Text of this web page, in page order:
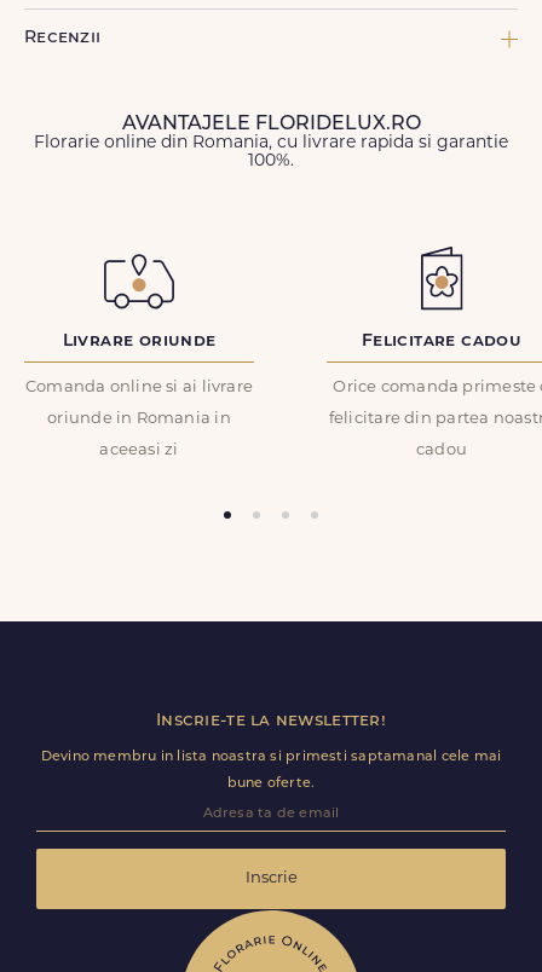
1 x Felicitare FDL, 9 x Hypericum, 20 x Lalea rosie, 3 x Panglica
Lalele, Trandafiri
Buchete de flori
INGRIJIRE:
Cu cat tija unei flori este mai scurta si are mai putine frunze,
cu atat floarea rezista mai mult. Asezati florile departe de surse
de caldura sau de lumina. Taiati periodic cozile cu un cutit (nu
Recenzii
ID Comanda*
Trimite review
AVANTAJELE FLORIDELUX.RO
Florarie online din Romania, cu livrare rapida si garantie
100%.
Livrare oriunde
Comanda online si ai livrare
oriunde in Romania in
aceeasi zi
Felicitare cadou
Orice comanda primeste
felicitare din partea
cadou
Inscrie-te la newsletter!
Devino membru in lista noastra si primesti saptamanal cele mai
bune oferte.
Inscrie